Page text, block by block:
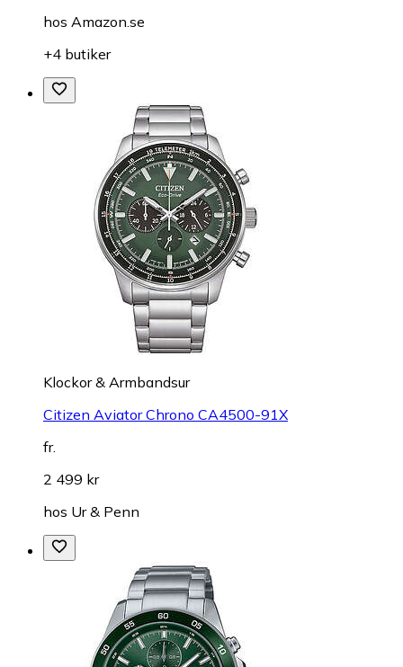
hos Amazon.se
+4 butiker
Klockor & Armbandsur
Citizen Aviator Chrono CA4500-91X
fr.
2 499 kr
hos Ur & Penn